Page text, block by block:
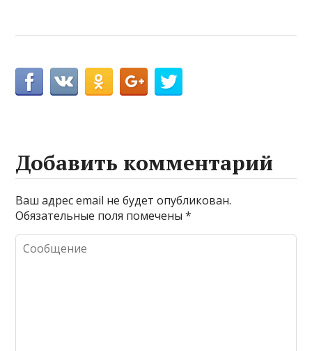
Добавить комментарий
Ваш адрес email не будет опубликован.
Обязательные поля помечены*